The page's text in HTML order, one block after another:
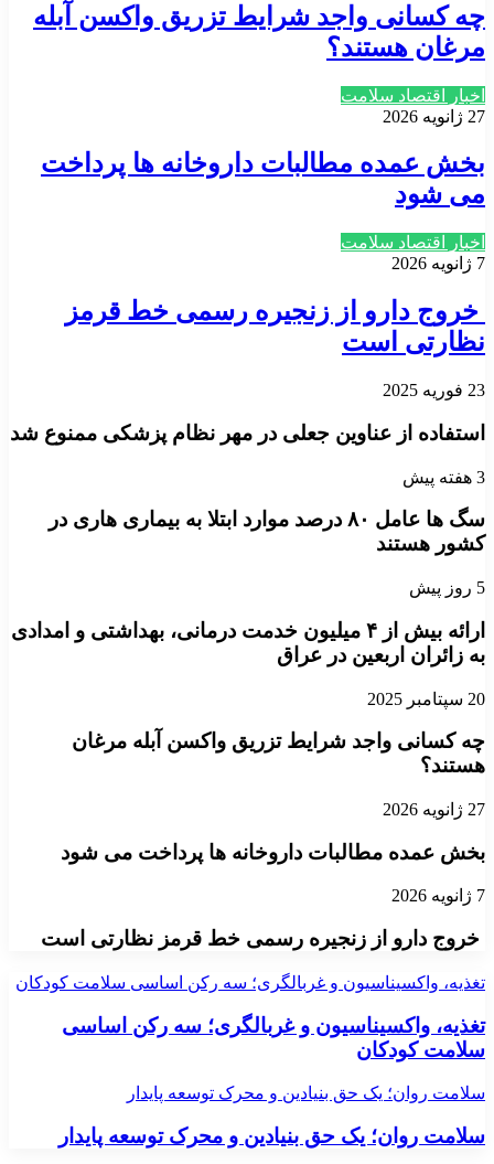
چه کسانی واجد شرایط تزریق واکسن آبله
مرغان هستند؟
اخبار اقتصاد سلامت
27 ژانویه 2026
بخش عمده مطالبات داروخانه ها پرداخت
می شود
اخبار اقتصاد سلامت
7 ژانویه 2026
خروج دارو از زنجیره رسمی خط قرمز
نظارتی است
23 فوریه 2025
استفاده از عناوین جعلی در مهر نظام پزشکی ممنوع شد
3 هفته پیش
سگ ها عامل ۸۰ درصد موارد ابتلا به بیماری هاری در
کشور هستند
5 روز پیش
ارائه بیش از ۴ میلیون خدمت درمانی، بهداشتی و امدادی
به زائران اربعین در عراق
20 سپتامبر 2025
چه کسانی واجد شرایط تزریق واکسن آبله مرغان
هستند؟
27 ژانویه 2026
بخش عمده مطالبات داروخانه ها پرداخت می شود
7 ژانویه 2026
خروج دارو از زنجیره رسمی خط قرمز نظارتی است
تغذیه، واکسیناسیون و غربالگری؛ سه رکن اساسی سلامت کودکان
تغذیه، واکسیناسیون و غربالگری؛ سه رکن اساسی
سلامت کودکان
سلامت روان؛ یک حق بنیادین و محرک توسعه پایدار
سلامت روان؛ یک حق بنیادین و محرک توسعه پایدار